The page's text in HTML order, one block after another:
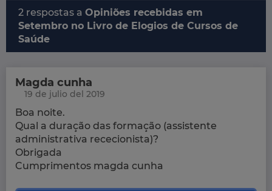
2 respostas a Opiniões recebidas em
Setembro no Livro de Elogios de Cursos de
Saúde
Magda cunha
19 de julio del 2019
Boa noite.
Qual a duração das formação (assistente
administrativa rececionista)?
Obrigada
Cumprimentos magda cunha